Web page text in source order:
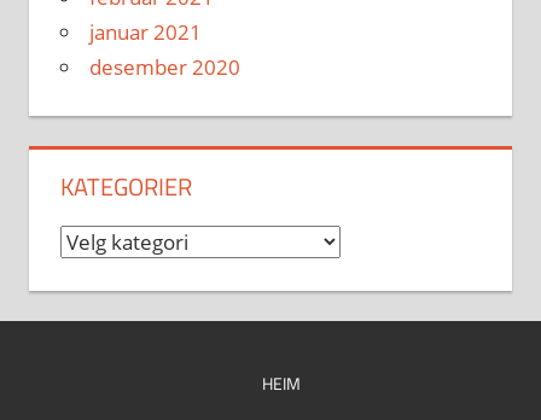
januar 2021
desember 2020
KATEGORIER
Kategorier
HEIM